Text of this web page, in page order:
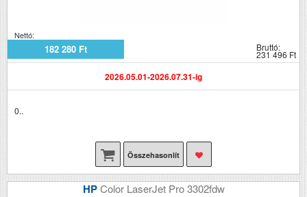
Nettó:
182 280 Ft Bruttó:
231 496 Ft
2026.05.01-2026.07.31-ig
0..
Összehasonlít
HPColor LaserJet Pro 3302fdw